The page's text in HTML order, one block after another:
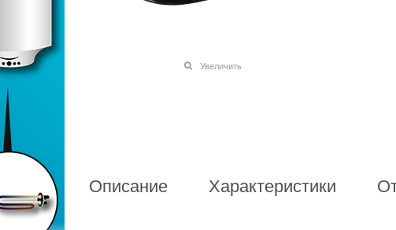
Увеличить
Описание Характеристики